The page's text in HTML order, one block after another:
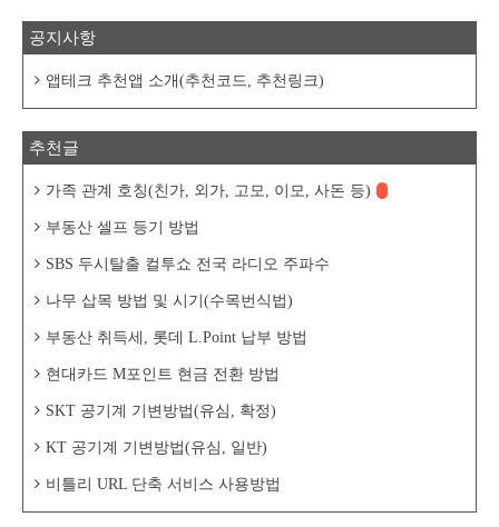
공지사항
앱테크 추천앱 소개(추천코드, 추천링크)
추천글
가족 관계 호칭(친가, 외가, 고모, 이모, 사돈 등)
부동산 셀프 등기 방법
SBS 두시탈출 컬투쇼 전국 라디오 주파수
나무 삽목 방법 및 시기(수목번식법)
부동산 취득세, 롯데 L.Point 납부 방법
현대카드 M포인트 현금 전환 방법
SKT 공기계 기변방법(유심, 확정)
KT 공기계 기변방법(유심, 일반)
비틀리 URL 단축 서비스 사용방법